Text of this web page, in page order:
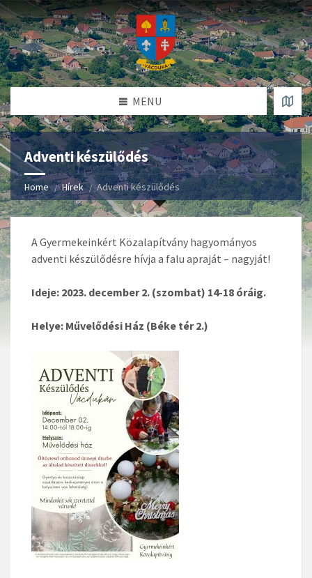
MENU
Adventi készülődés
Home Hírek Adventi készülődés
A Gyermekeinkért Közalapítvány hagyományos
adventi készülődésre hívja a falu apraját – nagyját!
Ideje: 2023. december 2. (szombat) 14-18 óráig.
Helye: Művelődési Ház (Béke tér 2.)